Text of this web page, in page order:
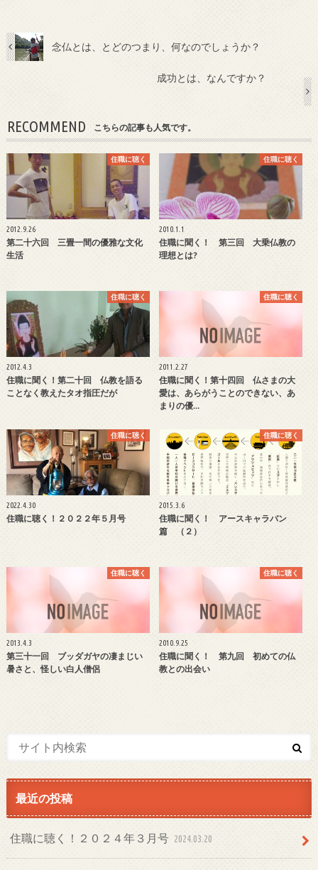
念仏とは、とどのつまり、何なのでしょうか？
成功とは、なんですか？
RECOMMEND こちらの記事も人気です。
住職に聴く
2012.9.26
第二十六回 三畳一間の優雅な文化
生活
住職に聴く
2010.1.1
住職に聞く！ 第三回 大乗仏教の
理想とは?
住職に聴く
2012.4.3
住職に聞く！第二十回 仏教を語る
ことなく教えたタオ指圧だが
住職に聴く
2011.2.27
住職に聞く！第十四回 仏さまの大
愛は、あらがうことのできない、あ
まりの優…
住職に聴く
2022.4.30
住職に聴く！２０２２年５月号
住職に聴く
2015.3.6
住職に聞く！ アースキャラバン
篇 （２）
住職に聴く
2013.4.3
第三十一回 ブッダガヤの凄まじい
暑さと、怪しい白人僧侶
住職に聴く
2010.9.25
住職に聞く！ 第九回 初めての仏
教との出会い
最近の投稿
住職に聴く！２０２４年３月号 2024.03.20